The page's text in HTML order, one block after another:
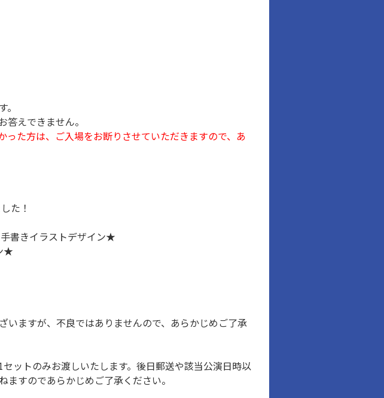
えできません。
た方は、ご入場をお断りさせていただきますので、あ
た！
書きイラストデザイン★
★
ますが、不良ではありませんので、あらかじめご了承
ットのみお渡しいたします。後日郵送や該当公演日時以
すのであらかじめご了承ください。